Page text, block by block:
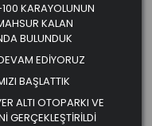
KARAYOLUNUN
KALAN
BULUNDUK
EDİYORUZ
BAŞLATTIK
ALTI OTOPARKI VE
GERÇEKLEŞTİRİLDİ